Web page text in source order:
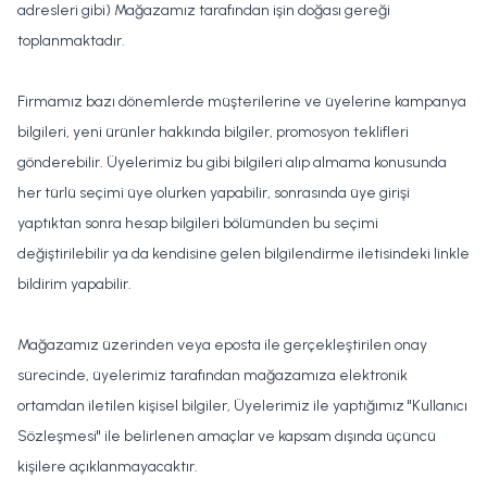
adresleri gibi) Mağazamız tarafından işin doğası gereği
toplanmaktadır.
Firmamız bazı dönemlerde müşterilerine ve üyelerine kampanya
bilgileri, yeni ürünler hakkında bilgiler, promosyon teklifleri
gönderebilir. Üyelerimiz bu gibi bilgileri alıp almama konusunda
her türlü seçimi üye olurken yapabilir, sonrasında üye girişi
yaptıktan sonra hesap bilgileri bölümünden bu seçimi
değiştirilebilir ya da kendisine gelen bilgilendirme iletisindeki linkle
bildirim yapabilir.
Mağazamız üzerinden veya eposta ile gerçekleştirilen onay
sürecinde, üyelerimiz tarafından mağazamıza elektronik
ortamdan iletilen kişisel bilgiler, Üyelerimiz ile yaptığımız "Kullanıcı
Sözleşmesi" ile belirlenen amaçlar ve kapsam dışında üçüncü
kişilere açıklanmayacaktır.